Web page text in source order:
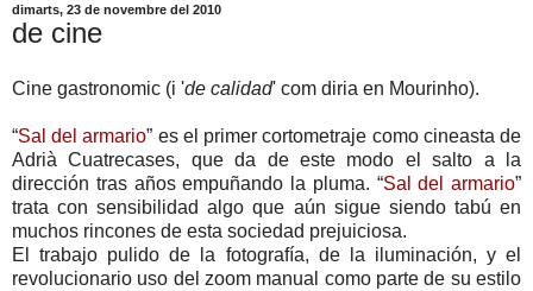
dimarts, 23 de novembre del 2010
de cine
Cine gastronomic (i 'de calidad' com diria en Mourinho).
“Sal del armario” es el primer cortometraje como cineasta de
Adrià Cuatrecases, que da de este modo el salto a la
dirección tras años empuñando la pluma. “Sal del armario”
trata con sensibilidad algo que aún sigue siendo tabú en
muchos rincones de esta sociedad prejuiciosa.
El trabajo pulido de la fotografía, de la iluminación, y el
revolucionario uso del zoom manual como parte de su estilo